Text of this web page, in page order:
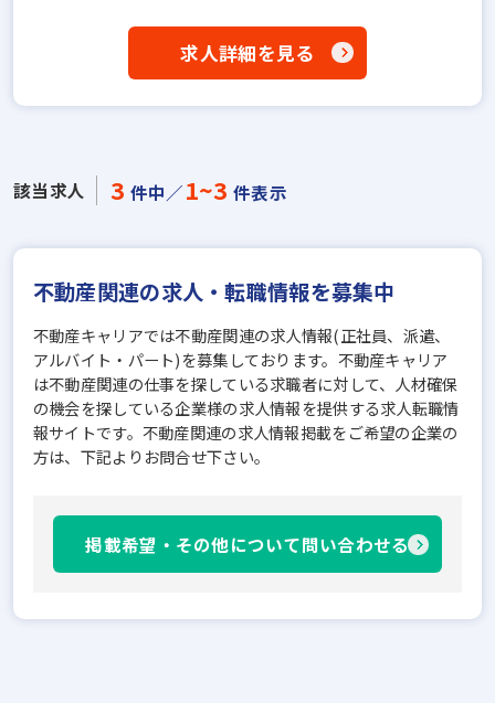
求人詳細を見る
該当求人 3 件中／1~3 件表示
不動産関連の求人・転職情報を募集中
不動産キャリアでは不動産関連の求人情報(正社員、派遣、
アルバイト・パート)を募集しております。不動産キャリア
は不動産関連の仕事を探している求職者に対して、人材確保
の機会を探している企業様の求人情報を提供する求人転職情
報サイトです。不動産関連の求人情報掲載をご希望の企業の
方は、下記よりお問合せ下さい。
掲載希望・その他について問い合わせる